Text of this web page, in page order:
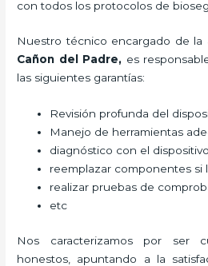
con todos los protocolos de
Nuestro técnico encargado de la
Cañon del Padre, es
las siguientes garantías:
Revisión profunda del
Manejo de herramientas
diagnóstico con el
reemplazar componentes si
realizar pruebas de
etc
Nos caracterizamos por ser
honestos, apuntando a la